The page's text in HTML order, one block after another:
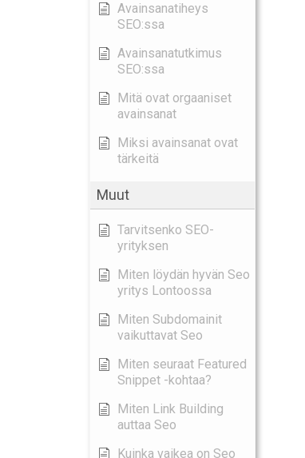
Avainsanatiheys
SEO:ssa
Avainsanatutkimus
SEO:ssa
Mitä ovat orgaaniset
avainsanat
Miksi avainsanat ovat
tärkeitä
Muut
Tarvitsenko SEO-
yrityksen
Miten löydän hyvän Seo
yritys Lontoossa
Miten Subdomainit
vaikuttavat Seo
Miten seuraat Featured
Snippet -kohtaa?
Miten Link Building
auttaa Seo
Kuinka vaikea on Seo